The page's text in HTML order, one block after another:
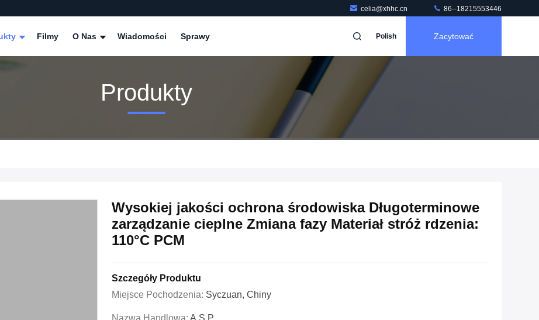
celia@xhhc.cn 86--18215553446
Filmy O Nas Wiadomości Sprawy Polish Zacytować
Produkty
Wysokiej jakości ochrona środowiska Długoterminowe
zarządzanie cieplne Zmiana fazy Materiał stróż rdzenia:
110°C PCM
Szczegóły Produktu
Miejsce Pochodzenia: Syczuan, Chiny
Nazwa Handlowa: A.S.P